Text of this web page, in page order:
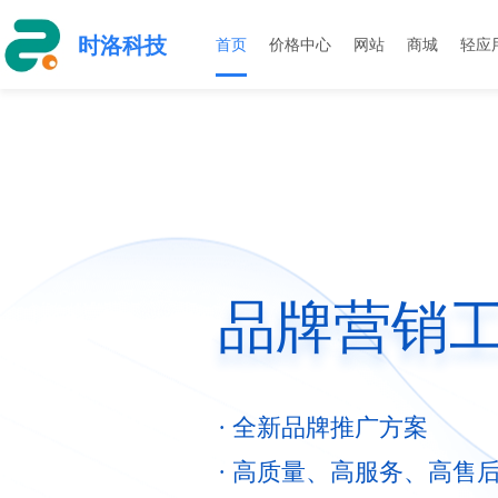
时洛科技 首页 价格中心 网站 商城 轻应
品牌营销
· 全新品牌推广方案
· 高质量、高服务、高售